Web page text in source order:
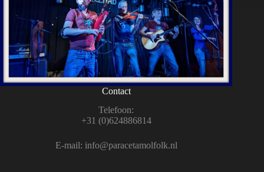
Contact
Tele­foon:
+31 (0)624886814
E‑mail: info@paracetamolfolk.nl